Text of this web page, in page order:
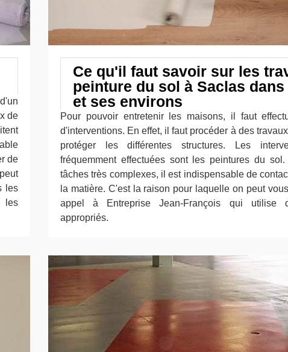
de
de
les
les
Ce qu'il faut savoir sur les
peinture du sol à Saclas dans
et ses environs
Pour pouvoir entretenir les maisons, il faut
d'interventions. En effet, il faut procéder à des
protéger les différentes structures. Les
fréquemment effectuées sont les peintures du
tâches très complexes, il est indispensable de
la matière. C'est la raison pour laquelle on peut
appel à Entreprise Jean-François qui utilise
appropriés.